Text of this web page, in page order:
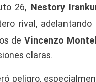
26, Nestory
rival,
de Vincenzo
claras.
peligro,